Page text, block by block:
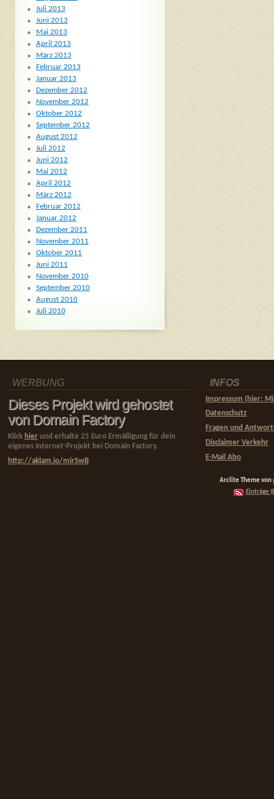
Juli 2013
Juni 2013
Mai 2013
April 2013
März 2013
Februar 2013
Januar 2013
Dezember 2012
November 2012
Oktober 2012
September 2012
August 2012
Juli 2012
Juni 2012
Mai 2012
April 2012
März 2012
Februar 2012
Januar 2012
Dezember 2011
November 2011
Oktober 2011
Juni 2011
November 2010
September 2010
August 2010
Juli 2010
WERBUNG
Dieses Projekt wird gehostet
von Domain Factory
Klick hier und erhalte 25 Euro Ermäßigung für dein
eigenes Internet-Projekt bei Domain Factory.
http://aklam.io/mirSwB
INFOS
Impressum (hier:
Datenschutz
Fragen und
Disclaimer Verkehr
E-Mail Abo
Arclite Theme von
Einträge